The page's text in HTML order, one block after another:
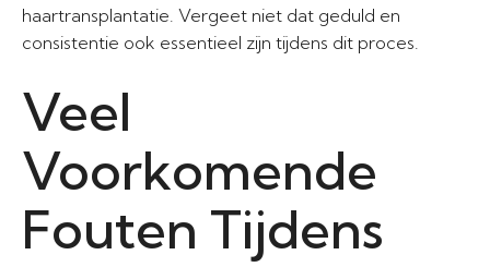
haartransplantatie. Vergeet niet dat geduld en
consistentie ook essentieel zijn tijdens dit proces.
Veel
Voorkomende
Fouten Tijdens